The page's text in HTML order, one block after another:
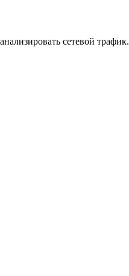
сетевой трафик.